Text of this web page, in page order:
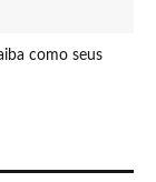
como seus